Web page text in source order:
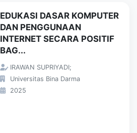
EDUKASI DASAR KOMPUTER
DAN PENGGUNAAN
INTERNET SECARA POSITIF
BAG...
IRAWAN SUPRIYADI;
Universitas Bina Darma
2025